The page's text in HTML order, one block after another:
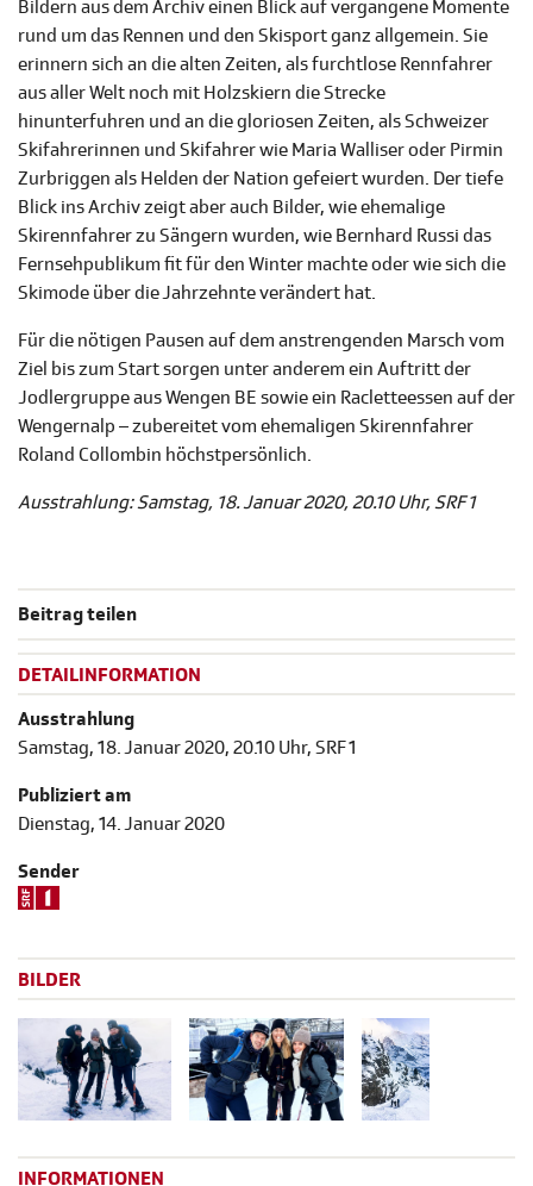
Bildern aus dem Archiv einen Blick auf vergangene Momente
rund um das Rennen und den Skisport ganz allgemein. Sie
erinnern sich an die alten Zeiten, als furchtlose Rennfahrer
aus aller Welt noch mit Holzskiern die Strecke
hinunterfuhren und an die gloriosen Zeiten, als Schweizer
Skifahrerinnen und Skifahrer wie Maria Walliser oder Pirmin
Zurbriggen als Helden der Nation gefeiert wurden. Der tiefe
Blick ins Archiv zeigt aber auch Bilder, wie ehemalige
Skirennfahrer zu Sängern wurden, wie Bernhard Russi das
Fernsehpublikum fit für den Winter machte oder wie sich die
Skimode über die Jahrzehnte verändert hat.
Für die nötigen Pausen auf dem anstrengenden Marsch vom
Ziel bis zum Start sorgen unter anderem ein Auftritt der
Jodlergruppe aus Wengen BE sowie ein Racletteessen auf der
Wengernalp – zubereitet vom ehemaligen Skirennfahrer
Roland Collombin höchstpersönlich.
Ausstrahlung: Samstag, 18. Januar 2020, 20.10 Uhr, SRF 1
Beitrag teilen
DETAILINFORMATION
Ausstrahlung
Samstag, 18. Januar 2020, 20.10 Uhr, SRF 1
Publiziert am
Dienstag, 14. Januar 2020
Sender
BILDER
INFORMATIONEN